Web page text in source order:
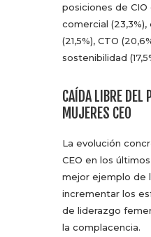
posiciones de CIO
comercial
(21,5%), CTO
sostenibilidad
CAÍDA LIBRE DEL
MUJERES CEO
La evolución
CEO en los
mejor ejemplo de
incrementar los
de liderazgo
la complacencia.